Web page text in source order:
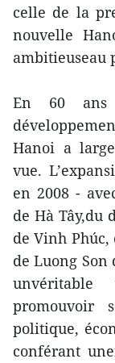
celle de la
nouvelle
ambitieuseau
En 60 ans
Hanoi a
vue.
en 2008 -
de Hà Tây,du
de Vinh
de Luong Son
promouvoir
politique,
conférant